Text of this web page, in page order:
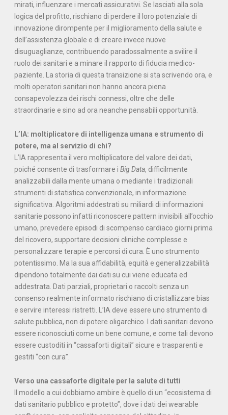
mirati, influenzare i mercati assicurativi. Se lasciati alla sola
logica del profitto, rischiano di perdere il loro potenziale di
innovazione dirompente per il miglioramento della salute e
dell’assistenza globale e di creare invece nuove
disuguaglianze, contribuendo paradossalmente a svilire il
ruolo dei sanitari e a minare il rapporto di fiducia medico-
paziente. La storia di questa transizione si sta scrivendo ora, e
molti operatori sanitari non hanno ancora piena
consapevolezza dei rischi connessi, oltre che delle
straordinarie e sino ad ora neanche pensabili opportunità.
L’IA: moltiplicatore di intelligenza umana e strumento di
potere, ma al servizio di chi?
L’IA rappresenta il vero moltiplicatore del valore dei dati,
poiché consente di trasformare i Big Data, difficilmente
analizzabili dalla mente umana o mediante i tradizionali
strumenti di statistica convenzionale, in informazione
significativa. Algoritmi addestrati su miliardi di informazioni
sanitarie possono infatti riconoscere pattern invisibili all’occhio
umano, prevedere episodi di scompenso cardiaco giorni prima
del ricovero, supportare decisioni cliniche complesse e
personalizzare terapie e percorsi di cura. È uno strumento
potentissimo. Ma la sua affidabilità, equità e generalizzabilità
dipendono totalmente dai dati su cui viene educata ed
addestrata. Dati parziali, proprietari o raccolti senza un
consenso realmente informato rischiano di cristallizzare bias
e servire interessi ristretti. L’IA deve essere uno strumento di
salute pubblica, non di potere oligarchico. I dati sanitari devono
essere riconosciuti come un bene comune, e come tali devono
essere custoditi in “cassaforti digitali” sicure e trasparenti e
gestiti “con cura”.
Verso una cassaforte digitale per la salute di tutti
Il modello a cui dobbiamo ambire è quello di un “ecosistema di
dati sanitario pubblico e protetto”, dove i dati dei wearable